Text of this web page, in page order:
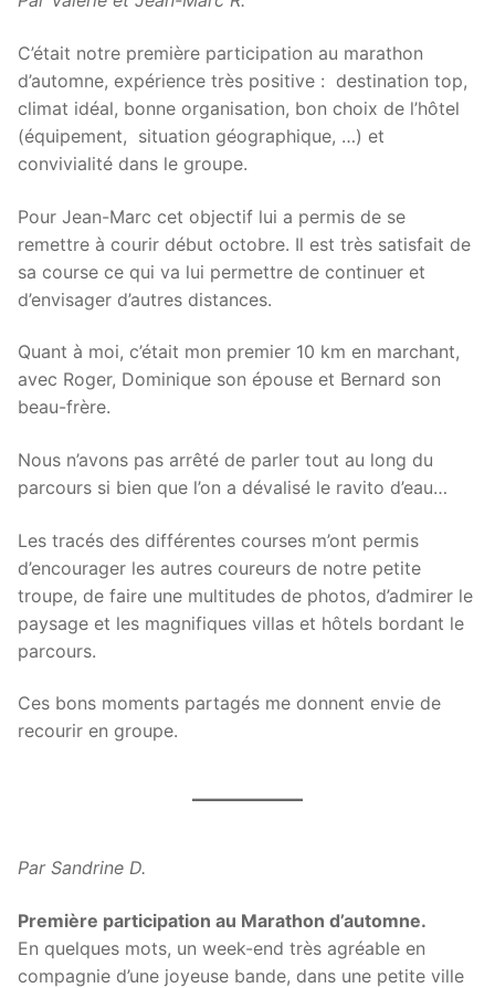
C’était notre première participation au marathon
d’automne, expérience très positive : destination top,
climat idéal, bonne organisation, bon choix de l’hôtel
(équipement, situation géographique, …) et
convivialité dans le groupe.
Pour Jean-Marc cet objectif lui a permis de se
remettre à courir début octobre. Il est très satisfait de
sa course ce qui va lui permettre de continuer et
d’envisager d’autres distances.
Quant à moi, c’était mon premier 10 km en marchant,
avec Roger, Dominique son épouse et Bernard son
beau-frère.
Nous n’avons pas arrêté de parler tout au long du
parcours si bien que l’on a dévalisé le ravito d’eau…
Les tracés des différentes courses m’ont permis
d’encourager les autres coureurs de notre petite
troupe, de faire une multitudes de photos, d’admirer le
paysage et les magnifiques villas et hôtels bordant le
parcours.
Ces bons moments partagés me donnent envie de
recourir en groupe.
Par Sandrine D.
Première participation au Marathon d’automne.
En quelques mots, un week-end très agréable en
compagnie d’une joyeuse bande, dans une petite ville